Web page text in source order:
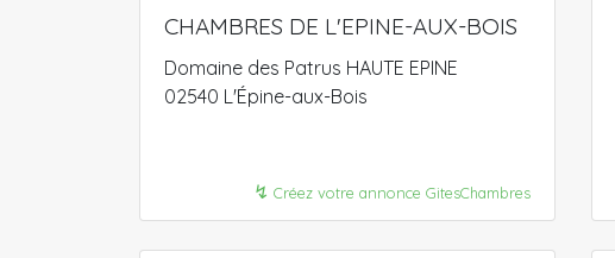
CHAMBRES DE L'EPINE-AUX-BOIS
Domaine des Patrus HAUTE EPINE
02540 L'Épine-aux-Bois
↯ Créez votre annonce GitesChambres